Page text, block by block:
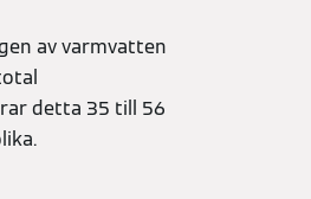
av varmvatten
detta 35 till 56